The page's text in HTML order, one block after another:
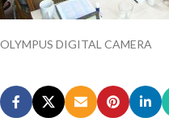
OLYMPUS DIGITAL CAMERA